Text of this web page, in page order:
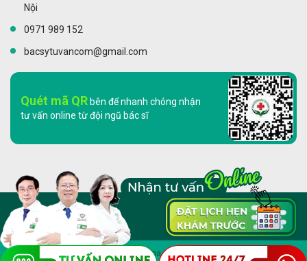
Nội
0971 989 152
bacsytuvancom@gmail.com
Quét mã QR bên để nhanh chóng nhận
tư vấn online từ đội ngũ bác sĩ
Copyright 2023 © Phòng khám Đa khoa Quốc Tế Hà Nội. All rights reserved